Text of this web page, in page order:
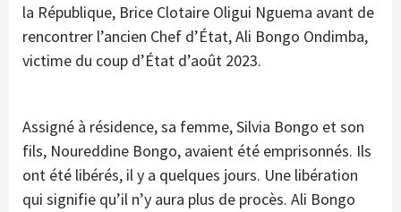
la République, Brice Clotaire Oligui Nguema avant de
rencontrer l’ancien Chef d’État, Ali Bongo Ondimba,
victime du coup d’État d’août 2023.
Assigné à résidence, sa femme, Silvia Bongo et son
fils, Noureddine Bongo, avaient été emprisonnés. Ils
ont été libérés, il y a quelques jours. Une libération
qui signifie qu’il n’y aura plus de procès. Ali Bongo